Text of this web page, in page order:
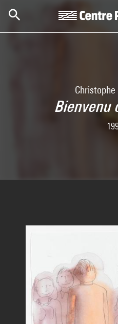
Centre Pompidou
Bienvenu